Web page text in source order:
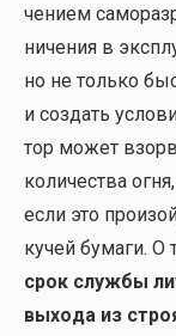
че­ни­ем
ни­че­ния в
но не толь­ко
и создать
тор может
коли­че­ства
если это
кучей бума­ги. О
срок служ­бы
выхо­да из